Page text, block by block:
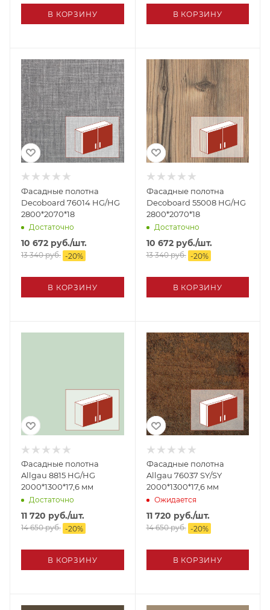
В КОРЗИНУ В КОРЗИНУ
Фасадные полотна
Decoboard 76014 HG/HG
2800*2070*18
Достаточно
10 672 руб./шт.
13 340руб. -20%
В КОРЗИНУ
Фасадные полотна
Decoboard 55008 HG/HG
2800*2070*18
Достаточно
10 672руб./шт.
13 340руб. -20%
В КОРЗИНУ
Фасадные полотна
Allgau 8815 HG/HG
2000*1300*17,6 мм
Достаточно
11 720 руб./шт.
14 650руб. -20%
В КОРЗИНУ
Фасадные полотна
Allgau 76037 SY/SY
2000*1300*17,6 мм
Ожидается
11 720 руб./шт.
14 650руб. -20%
В КОРЗИНУ